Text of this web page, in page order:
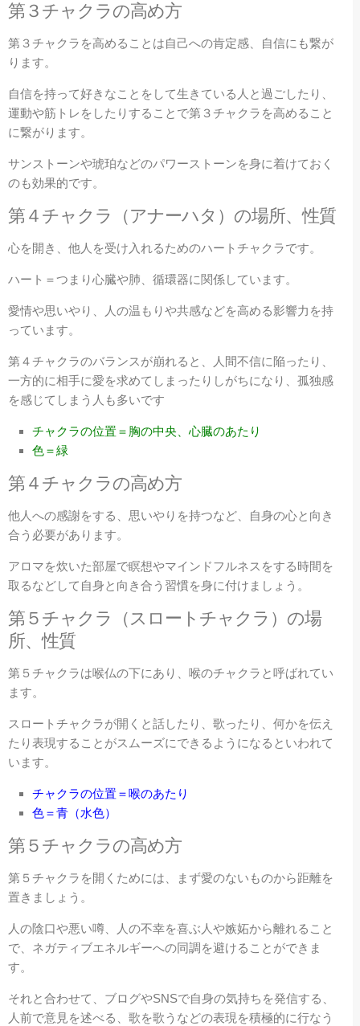
第３ チャクラの高め方
第３チャクラを高めることは自己への肯定感、自信にも繋が
ります。
自信を持って好きなことをして生きている人と過ごしたり、
運動や筋トレをしたりすることで第３チャクラを高めること
に繋がります。
サンストーンや琥珀などのパワーストーンを身に着けておく
のも効果的です。
第４ チャクラ（アナーハタ ）の場所、性質
心を開き、他人を受け入れるためのハートチャクラです。
ハート＝つまり心臓や肺、循環器に関係しています。
愛情や思いやり、人の温もりや共感などを高める影響力を持
っています。
第４チャクラのバランスが崩れると、人間不信に陥ったり、
一方的に相手に愛を求めてしまったりしがちになり、孤独感
を感じてしまう人も多いです
チャクラの位置＝胸の中央、心臓のあたり
色＝緑
第４ チャクラの高め方
他人への感謝をする、思いやりを持つなど、自身の心と向き
合う必要があります。
アロマを炊いた部屋で瞑想やマインドフルネスをする時間を
取るなどして自身と向き合う習慣を身に付けましょう。
第５ チャクラ（スロートチャクラ）の場
所、性質
第５チャクラは喉仏の下にあり、喉のチャクラと呼ばれてい
ます。
スロートチャクラが開くと話したり、歌ったり、何かを伝え
たり表現することがスムーズにできるようになるといわれて
います。
チャクラの位置＝喉のあたり
色＝青（水色）
第５ チャクラの高め方
第５チャクラを開くためには、まず愛のないものから距離を
置きましょう。
人の陰口や悪い噂、人の不幸を喜ぶ人や嫉妬から離れること
で、ネガティブエネルギーへの同調を避けることができま
す。
それと合わせて、ブログやSNSで自身の気持ちを発信する、
人前で意見を述べる、歌を歌うなどの表現を積極的に行なう